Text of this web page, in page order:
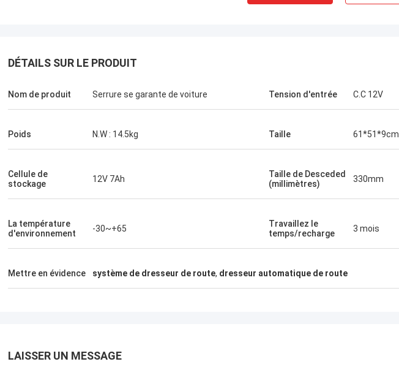
Ahmed Al-Farsi aux Émirats arabes unis
Les tourniquets de reconnaissance
Klara Müller en allemand
Des portes de précision synchronisées
DÉTAILS SUR LE PRODUIT
Nom de produit Serrure se garante de voiture Tension d'entrée C.C 12V
Poids N.W : 14.5kg Taille 61*51*9cm
Cellule de
stockage
12V 7Ah
Taille de Desceded
(millimètres)
330mm
La température
d'environnement
-30~+65
Travaillez le
temps/recharge
3 mois
Mettre en évidence système de dresseur de route, dresseur automatique de route
LAISSER UN MESSAGE